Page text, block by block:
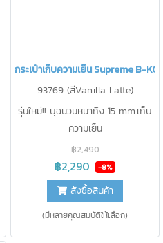
กระเป๋าเก็บความเย็น Supreme B-
93769 (สีVanilla Latte)
รุ่นใหม่!! บุฉนวนหนาถึง 15 mm.เก็บ
ความเย็น
฿2,490
฿2,290 -8%
สั่งซื้อสินค้า
(มีหลายคุณสมบัติให้เลือก)